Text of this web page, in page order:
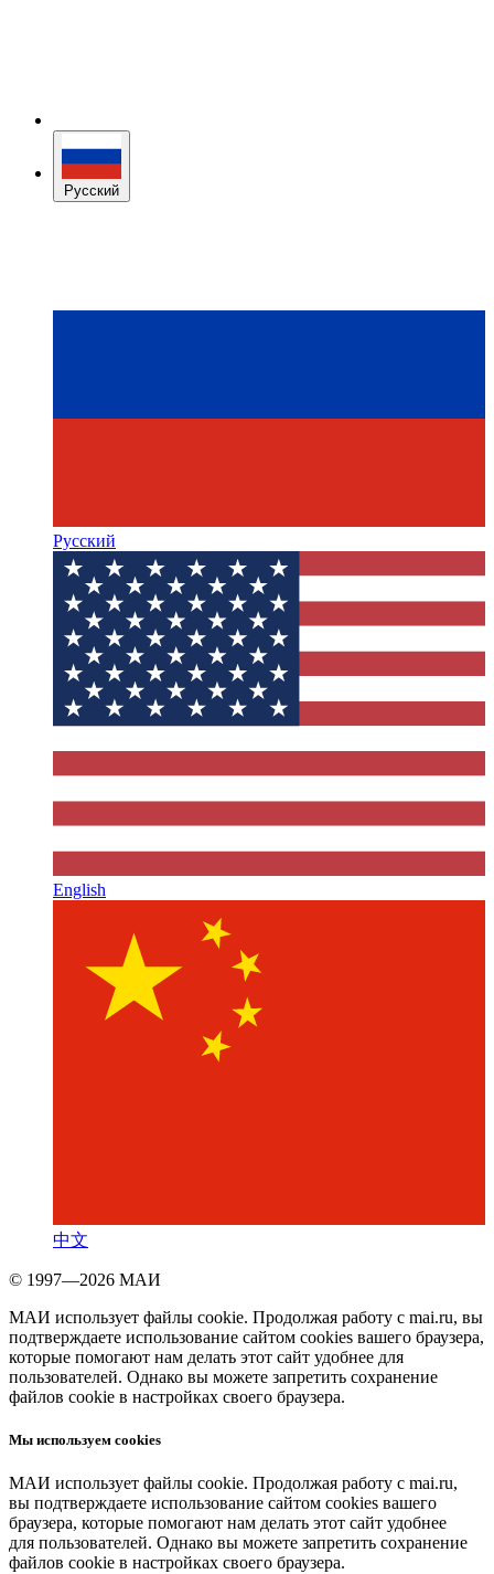
Русский
Русский
English
中文
© 1997—2026 МАИ
МАИ использует файлы cookie. Продолжая работу с mai.ru, вы
подтверждаете использование сайтом cookies вашего браузера,
которые помогают нам делать этот сайт удобнее для
пользователей. Однако вы можете запретить сохранение
файлов cookie в настройках своего браузера.
Мы используем cookies
МАИ использует файлы cookie. Продолжая работу с mai.ru,
вы подтверждаете использование сайтом cookies вашего
браузера, которые помогают нам делать этот сайт удобнее
для пользователей. Однако вы можете запретить сохранение
файлов cookie в настройках своего браузера.